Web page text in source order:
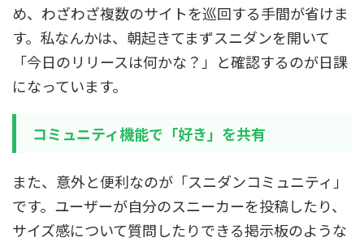
め、わざわざ複数のサイトを巡回する手間が省けま
す。私なんかは、朝起きてまずスニダンを開いて
「今日のリリースは何かな？」と確認するのが日課
になっています。
コミュニティ機能で「好き」を共有
また、意外と便利なのが「スニダンコミュニティ」
です。ユーザーが自分のスニーカーを投稿したり、
サイズ感について質問したりできる掲示板のような